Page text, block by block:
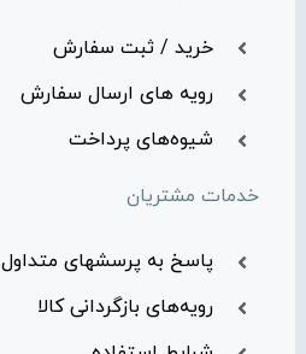
خرید / ثبت سفارش
رویه های ارسال سفارش
شیوه‌های پرداخت
خدمات مشتریان
پاسخ به پرسشهای متداول
رویه‌های بازگردانی کالا